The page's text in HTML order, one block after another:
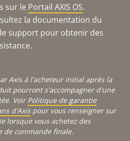
sur le Portail AXIS OS.
la documentation du
support pour obtenir des
Axis à l'acheteur initial après la
pourront s'accompagner d'une
Voir Politique de garantie
d'Axispour vous renseigner sur
lorsque vous achetez des
commande finale.